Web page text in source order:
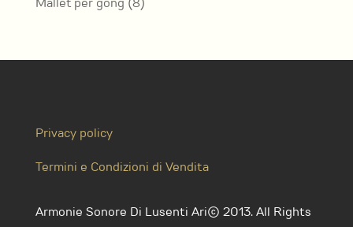
Privacy policy
Termini e Condizioni di Vendita
Armonie Sonore Di Lusenti Ari© 2013. All Rights